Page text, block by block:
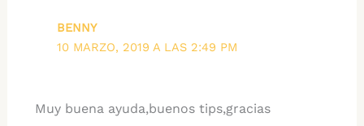
BENNY
10 MARZO, 2019 A LAS 2:49 PM
Muy buena ayuda,buenos tips,gracias